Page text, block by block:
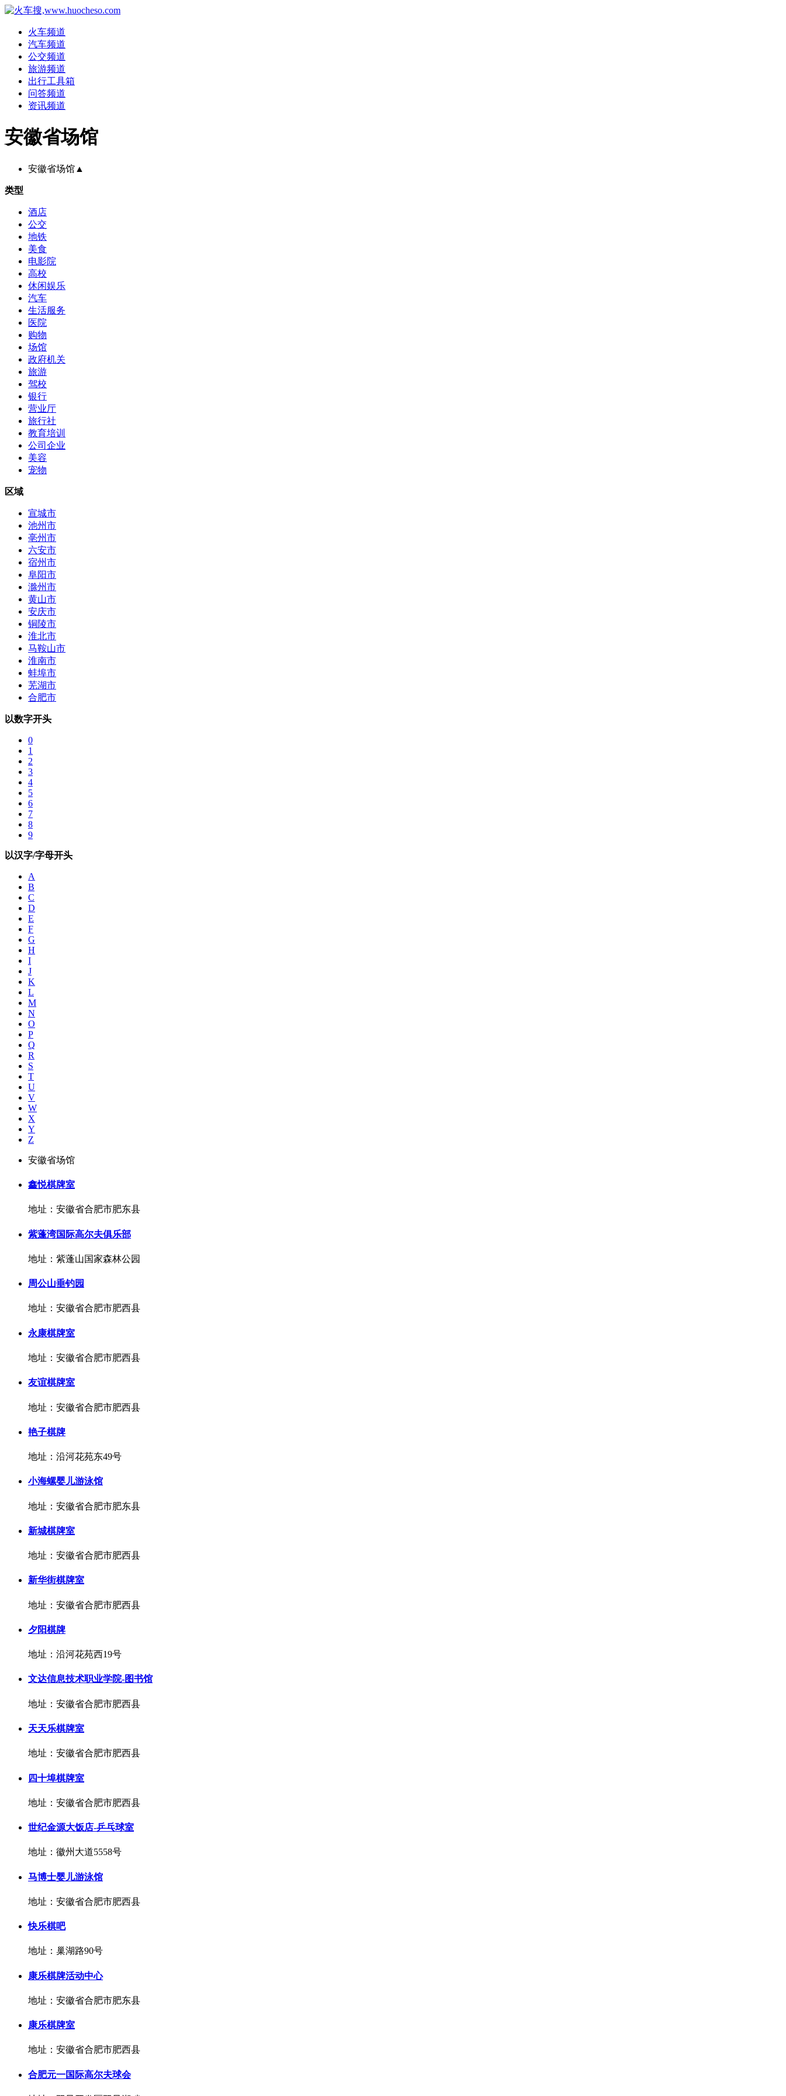
火车频道
汽车频道
公交频道
旅游频道
出行工具箱
问答频道
资讯频道
安徽省场馆
安徽省场馆 ▲
类型
酒店
公交
地铁
美食
电影院
高校
休闲娱乐
汽车
生活服务
医院
购物
场馆
政府机关
旅游
驾校
银行
营业厅
旅行社
教育培训
公司企业
美容
宠物
区域
宣城市
池州市
亳州市
六安市
宿州市
阜阳市
滁州市
黄山市
安庆市
铜陵市
淮北市
马鞍山市
淮南市
蚌埠市
芜湖市
合肥市
以数字开头
0
1
2
3
4
5
6
7
8
9
以汉字/字母开头
A
B
C
D
E
F
G
H
I
J
K
L
M
N
O
P
Q
R
S
T
U
V
W
X
Y
Z
安徽省场馆
鑫悦棋牌室
地址：安徽省合肥市肥东县
紫蓬湾国际高尔夫俱乐部
地址：紫蓬山国家森林公园
周公山垂钓园
地址：安徽省合肥市肥西县
永康棋牌室
地址：安徽省合肥市肥西县
友谊棋牌室
地址：安徽省合肥市肥西县
艳子棋牌
地址：沿河花苑东49号
小海螺婴儿游泳馆
地址：安徽省合肥市肥东县
新城棋牌室
地址：安徽省合肥市肥西县
新华街棋牌室
地址：安徽省合肥市肥西县
夕阳棋牌
地址：沿河花苑西19号
文达信息技术职业学院-图书馆
地址：安徽省合肥市肥西县
天天乐棋牌室
地址：安徽省合肥市肥西县
四十埠棋牌室
地址：安徽省合肥市肥西县
世纪金源大饭店-乒乓球室
地址：徽州大道5558号
马博士婴儿游泳馆
地址：安徽省合肥市肥西县
快乐棋吧
地址：巢湖路90号
康乐棋牌活动中心
地址：安徽省合肥市肥东县
康乐棋牌室
地址：安徽省合肥市肥西县
合肥元一国际高尔夫球会